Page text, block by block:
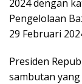
2024 dengan
Pengelolaan
29 Februari
Presiden
sambutan